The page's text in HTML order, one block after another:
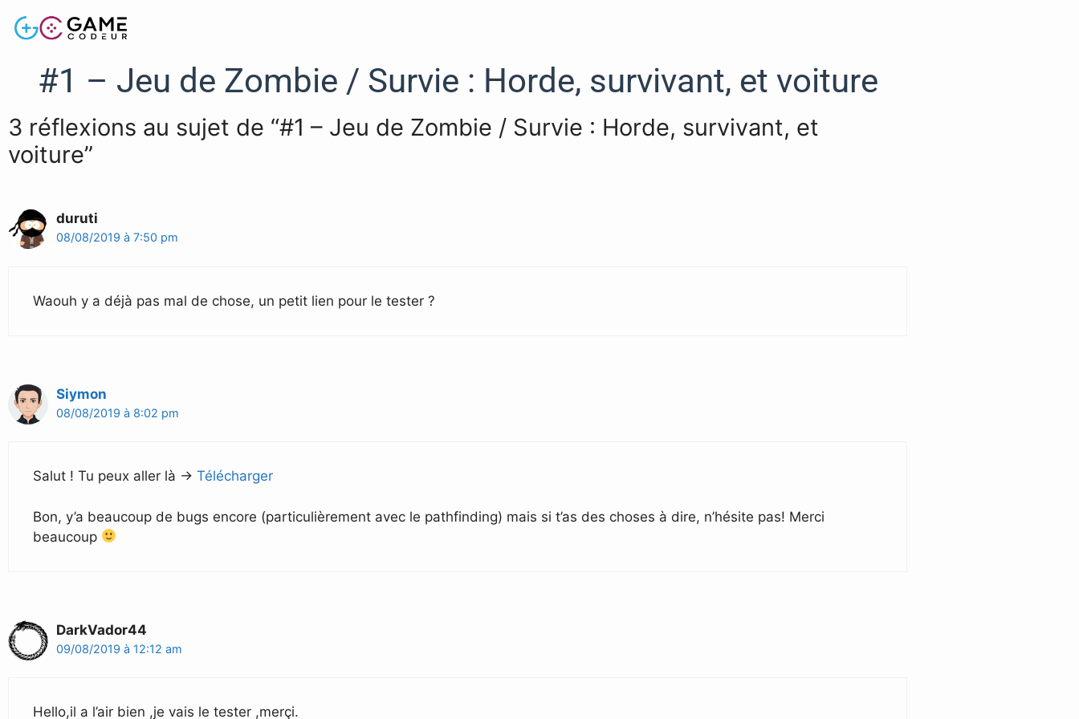
#1 – Jeu de Zombie / Survie : Horde, survivant, et voiture
3 réflexions au sujet de “#1 – Jeu de Zombie / Survie : Horde, survivant, et
voiture”
duruti
08/08/2019 à 7:50 pm
Waouh y a déjà pas mal de chose, un petit lien pour le tester ?
Siymon
08/08/2019 à 8:02 pm
Salut ! Tu peux aller là -> Télécharger
Bon, y’a beaucoup de bugs encore (particulièrement avec le pathfinding) mais si t’as des choses à dire, n’hésite pas! Merci
beaucoup
DarkVador44
09/08/2019 à 12:12 am
Hello,il a l’air bien ,je vais le tester ,merçi.